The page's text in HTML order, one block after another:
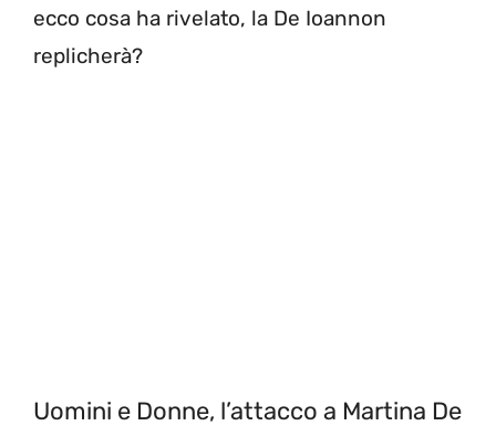
ecco cosa ha rivelato, la De Ioannon
replicherà?
Uomini e Donne, l’attacco a Martina De